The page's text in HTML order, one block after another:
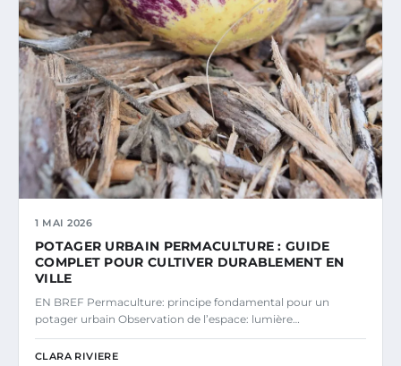
1 MAI 2026
POTAGER URBAIN PERMACULTURE : GUIDE
COMPLET POUR CULTIVER DURABLEMENT EN
VILLE
EN BREF Permaculture: principe fondamental pour un
potager urbain Observation de l’espace: lumière…
CLARA RIVIERE